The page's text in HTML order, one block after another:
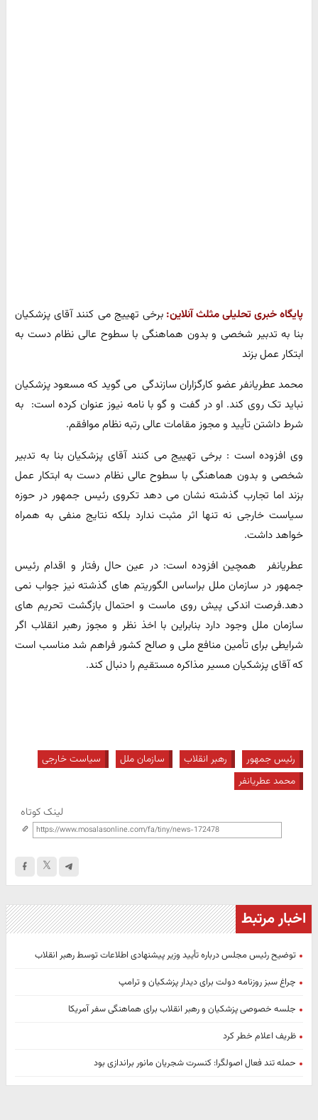
پایگاه خبری تحلیلی مثلث آنلاین: برخی تهییج می کنند آقای پزشکیان
بنا به تدبیر شخصی و بدون هماهنگی با سطوح عالی نظام دست به
ابتکار عمل بزند
محمد عطریانفر عضو کارگزاران سازندگی می گوید که مسعود پزشکیان
نباید تک روی کند. او در گفت و گو با نامه نیوز عنوان کرده است: به
شرط داشتن تأیید و مجوز مقامات عالی رتبه نظام موافقم.
وی افزوده است : برخی تهییج می کنند آقای پزشکیان بنا به تدبیر
شخصی و بدون هماهنگی با سطوح عالی نظام دست به ابتکار عمل
بزند اما تجارب گذشته نشان می دهد تکروی رئیس جمهور در حوزه
سیاست خارجی نه تنها اثر مثبت ندارد بلکه نتایج منفی به همراه
خواهد داشت.
عطریانفر همچین افزوده است: در عین حال رفتار و اقدام رئیس
جمهور در سازمان ملل براساس الگوریتم های گذشته نیز جواب نمی
دهد.فرصت اندکی پیش روی ماست و احتمال بازگشت تحریم های
سازمان ملل وجود دارد بنابراین با اخذ نظر و مجوز رهبر انقلاب اگر
شرایطی برای تأمین منافع ملی و صالح کشور فراهم شد مناسب است
که آقای پزشکیان مسیر مذاکره مستقیم را دنبال کند.
رئیس جمهور رهبر انقلاب سازمان ملل
سیاست خارجی
محمد عطریانفر
لینک کوتاه
اخبار مرتبط
توضیح رئیس مجلس درباره تأیید وزیر پیشنهادی اطلاعات توسط رهبر انقلاب
چراغ سبز روزنامه دولت برای دیدار پزشکیان و ترامپ
جلسه خصوصی پزشکیان و رهبر انقلاب برای هماهنگی سفر آمریکا
ظریف اعلام خطر کرد
حمله تند فعال اصولگرا: کنسرت شجریان مانور براندازی بود